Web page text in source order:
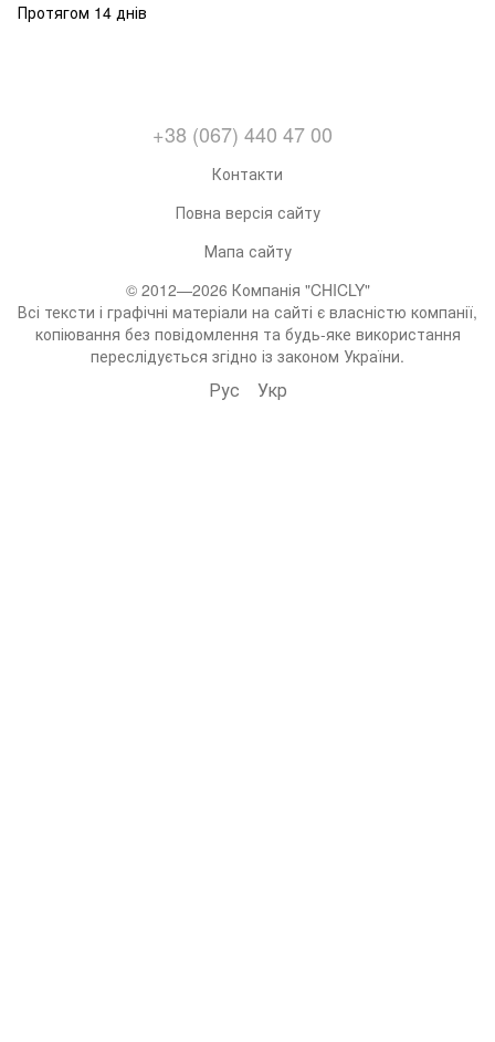
Протягом 14 днів
+38 (067) 440 47 00
Контакти
Повна версія сайту
Мапа сайту
© 2012—2026 Компанія "CHICLY"
Всі тексти і графічні матеріали на сайті є власністю компанії,
копіювання без повідомлення та будь-яке використання
переслідується згідно із законом України.
Рус Укр